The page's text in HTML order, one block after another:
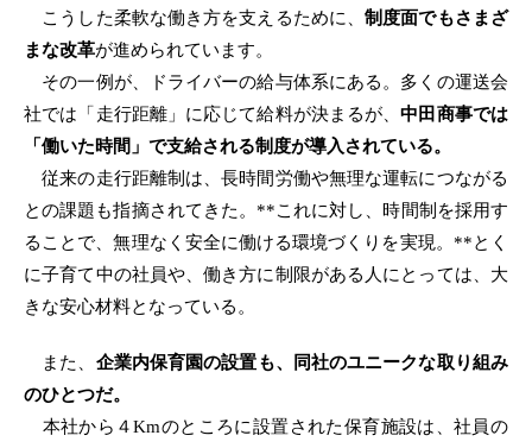
こうした柔軟な働き方を支えるために、制度面でもさまざ
まな改革が進められています。
その一例が、ドライバーの給与体系にある。多くの運送会
社では「走行距離」に応じて給料が決まるが、中田商事では
「働いた時間」で支給される制度が導入されている。
従来の走行距離制は、長時間労働や無理な運転につながる
との課題も指摘されてきた。**これに対し、時間制を採用す
ることで、無理なく安全に働ける環境づくりを実現。**とく
に子育て中の社員や、働き方に制限がある人にとっては、大
きな安心材料となっている。
また、 企業内保育園の設置も、同社のユニークな取り組み
のひとつだ。
本社から４Kmのところに設置された保育施設は、社員の